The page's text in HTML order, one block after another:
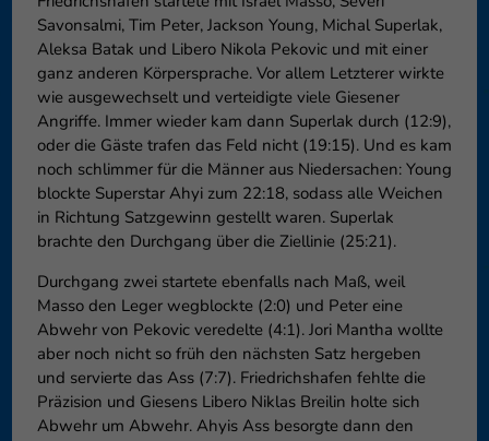
Savonsalmi, Tim Peter, Jackson Young, Michal Superlak,
Aleksa Batak und Libero Nikola Pekovic und mit einer
ganz anderen Körpersprache. Vor allem Letzterer wirkte
wie ausgewechselt und verteidigte viele Giesener
Angriffe. Immer wieder kam dann Superlak durch (12:9),
oder die Gäste trafen das Feld nicht (19:15). Und es kam
noch schlimmer für die Männer aus Niedersachen: Young
blockte Superstar Ahyi zum 22:18, sodass alle Weichen
in Richtung Satzgewinn gestellt waren. Superlak
brachte den Durchgang über die Ziellinie (25:21).
Durchgang zwei startete ebenfalls nach Maß, weil
Masso den Leger wegblockte (2:0) und Peter eine
Abwehr von Pekovic veredelte (4:1). Jori Mantha wollte
aber noch nicht so früh den nächsten Satz hergeben
und servierte das Ass (7:7). Friedrichshafen fehlte die
Präzision und Giesens Libero Niklas Breilin holte sich
Abwehr um Abwehr. Ahyis Ass besorgte dann den
können Ihre Einwilligung zu ganzen Kategorien geben oder sich
weitere Informationen anzeigen lassen und so nur bestimmte
Cookies auswählen.
Speichern Nur essenzielle Cookies akzeptieren
Zurück
Datenschutzeinstellungen
Essenziell (1)
Essenzielle Cookies ermöglichen grundlegende Funktionen und sind für
die einwandfreie Funktion der Website erforderlich.
Cookie-Informationen anzeigen
Externe Medien (6)
Inhalte von Videoplattformen und Social-Media-Plattformen werden
standardmäßig blockiert. Wenn Cookies von externen Medien akzeptiert
werden, bedarf der Zugriff auf diese Inhalte keiner manuellen
Einwilligung mehr.